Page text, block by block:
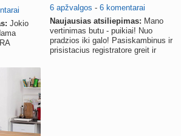
Jokio
6 apžvalgos - 6 komentarai
Naujausias atsiliepimas: Mano
vertinimas butu - puikiai! Nuo
pradzios iki galo! Pasiskambinus ir
prisistacius registratore greit ir